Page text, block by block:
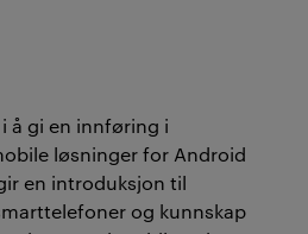
å gi en innføring i
løsninger for Android
en introduksjon til
og kunnskap